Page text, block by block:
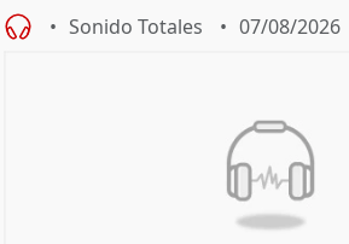
Sonido Totales 07/08/2026